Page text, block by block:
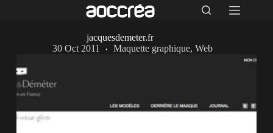
jacquesdemeter.fr
30 Oct 2011
Maquette graphique, Web